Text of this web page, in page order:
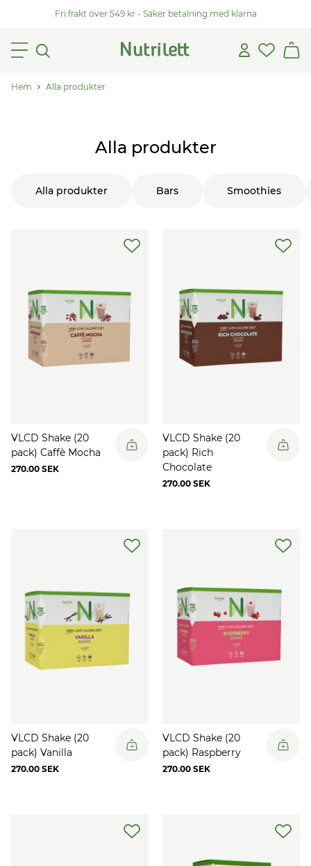
Fri frakt över 549 kr - Säker betalning med klarna
Hem Alla produkter
Alla produkter
Alla produkter Bars Smoothies
VLCD Shake (20
pack) Caffè Mocha
270.00 SEK
VLCD Shake (20
pack) Rich
Chocolate
270.00 SEK
VLCD Shake (20
pack) Vanilla
270.00 SEK
VLCD Shake (20
pack) Raspberry
270.00 SEK